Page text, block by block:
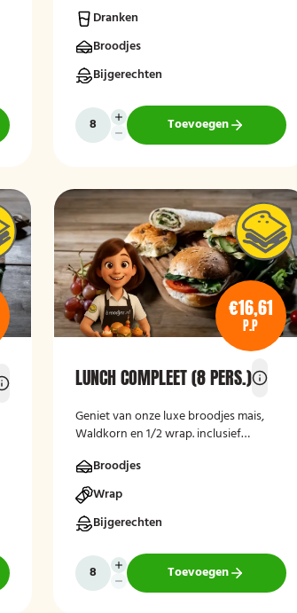
drankje.
Dranken
Broodjes
Bijgerechten
Toevoegen
€16,61
P.P
LUNCH COMPLEET (8 PERS.)
Geniet van onze luxe broodjes mais,
Waldkorn en 1/2 wrap. inclusief
vers bereid en bezorgd op je thuisadres
of op kantoor. Smakelijk!
Broodjes
Wrap
Bijgerechten
Toevoegen